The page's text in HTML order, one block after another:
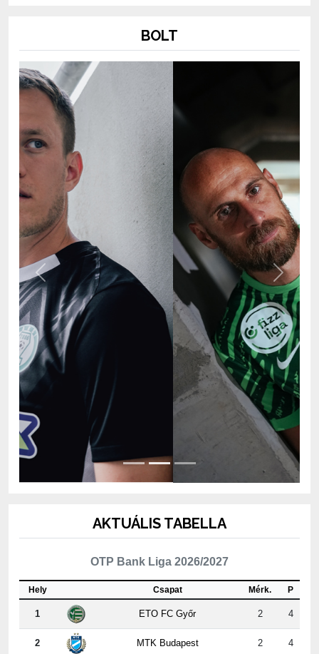
Previous Next
OTP Bank Liga 2026/2027
Csapat
1 ETO FC Győr 2 4
2 MTK Budapest 2 4
3 Kisvárda Master Good 2 4